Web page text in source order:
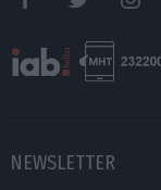
FacebookTwitter
NEWSLETTER